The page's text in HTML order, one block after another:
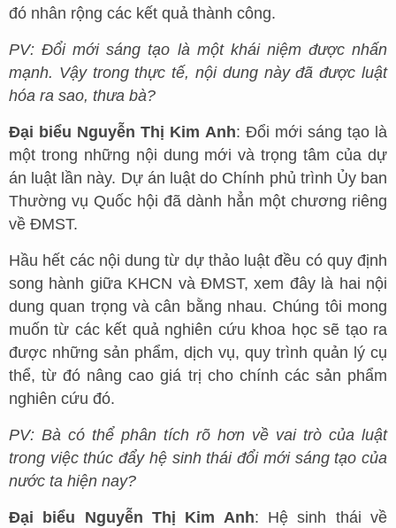
đó nhân rộng các kết quả thành công.
PV: Đổi mới sáng tạo là một khái niệm được nhấn
mạnh. Vậy trong thực tế, nội dung này đã được luật
hóa ra sao, thưa bà?
Đại biểu Nguyễn Thị Kim Anh: Đổi mới sáng tạo là
một trong những nội dung mới và trọng tâm của dự
án luật lần này. Dự án luật do Chính phủ trình Ủy ban
Thường vụ Quốc hội đã dành hẳn một chương riêng
về ĐMST.
Hầu hết các nội dung từ dự thảo luật đều có quy định
song hành giữa KHCN và ĐMST, xem đây là hai nội
dung quan trọng và cân bằng nhau. Chúng tôi mong
muốn từ các kết quả nghiên cứu khoa học sẽ tạo ra
được những sản phẩm, dịch vụ, quy trình quản lý cụ
thể, từ đó nâng cao giá trị cho chính các sản phẩm
nghiên cứu đó.
PV: Bà có thể phân tích rõ hơn về vai trò của luật
trong việc thúc đẩy hệ sinh thái đổi mới sáng tạo của
nước ta hiện nay?
Đại biểu Nguyễn Thị Kim Anh: Hệ sinh thái về